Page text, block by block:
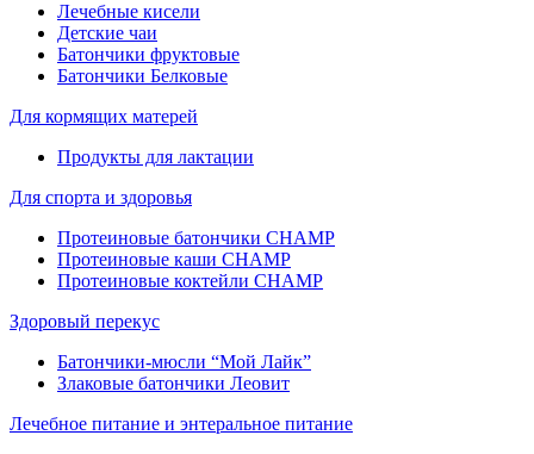
Лечебные кисели
Детские чаи
Батончики фруктовые
Батончики Белковые
Для кормящих матерей
Продукты для лактации
Для спорта и здоровья
Протеиновые батончики CHAMP
Протеиновые каши CHAMP
Протеиновые коктейли CHAMP
Здоровый перекус
Батончики-мюсли “Мой Лайк”
Злаковые батончики Леовит
Лечебное питание и энтеральное питание